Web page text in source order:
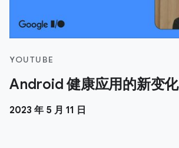
YOUTUBE
Android 健康应用的新变化
2023 年 5 月 11 日